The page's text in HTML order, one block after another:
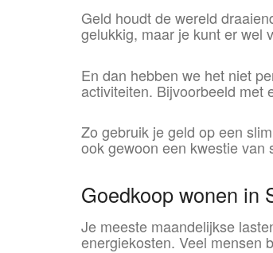
Geld houdt de wereld
gelukkig, maar je kunt er wel
En dan hebben we het niet
activiteiten. Bijvoorbeeld met
Zo gebruik je geld op een
ook gewoon een kwestie
Goedkoop wonen in
Je meeste maandelijkse
energiekosten. Veel mensen